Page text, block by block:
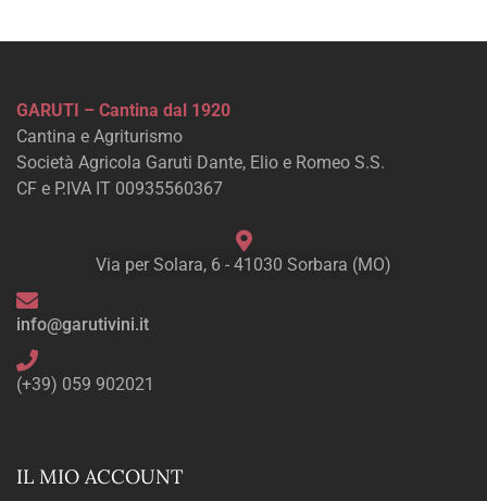
GARUTI – Cantina dal 1920
Cantina e Agriturismo
Società Agricola Garuti Dante, Elio e Romeo S.S.
CF e P.IVA IT 00935560367
Via per Solara, 6 - 41030 Sorbara (MO)
info@garutivini.it
(+39) 059 902021
IL MIO ACCOUNT